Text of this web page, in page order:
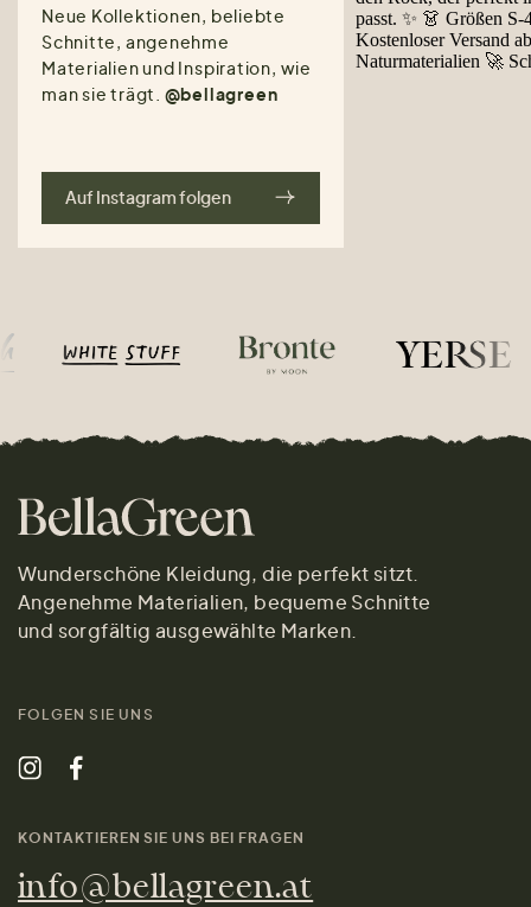
Neue Kollektionen, beliebte
Schnitte, angenehme
Materialien und Inspiration, wie
man sie trägt. @bellagreen
Auf Instagram folgen
Wunderschöne Kleidung, die perfekt sitzt.
Angenehme Materialien, bequeme Schnitte
und sorgfältig ausgewählte Marken.
FOLGEN SIE UNS
KONTAKTIEREN SIE UNS BEI FRAGEN
info@bellagreen.at